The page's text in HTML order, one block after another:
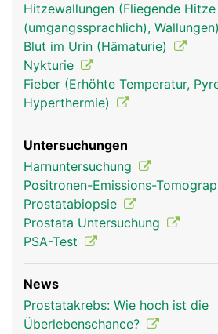
Hitzewallungen (Fliegende Hitze
(umgangssprachlich), Wallungen)
Blut im Urin (Hämaturie)
Nykturie
Fieber (Erhöhte Temperatur,
Hyperthermie)
Untersuchungen
Harnuntersuchung
Positronen-Emissions-
Prostatabiopsie
Prostata Untersuchung
PSA-Test
News
Prostatakrebs: Wie hoch ist die
Überlebenschance?